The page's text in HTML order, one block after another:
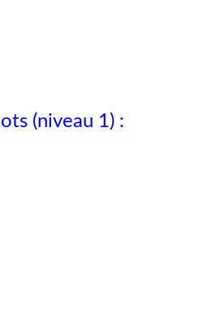
(niveau 1) :